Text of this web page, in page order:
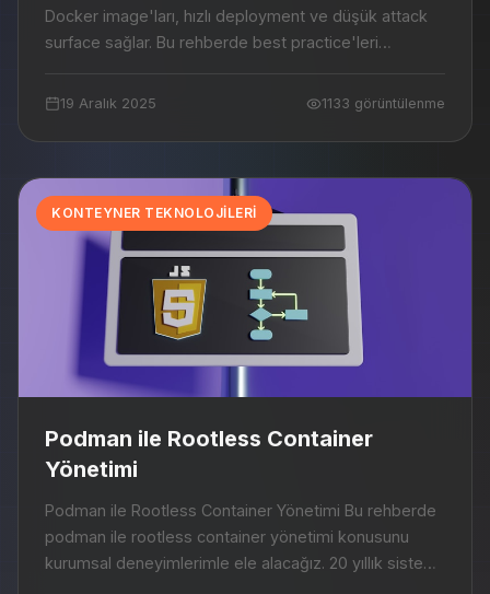
Docker image'ları, hızlı deployment ve düşük attack
surface sağlar. Bu rehberde best practice'leri
19 Aralık 2025 1133 görüntülenme
KONTEYNER TEKNOLOJILERI
Podman ile Rootless Container
Yönetimi
Podman ile Rootless Container Yönetimi Bu rehberde
podman ile rootless container yönetimi konusunu
kurumsal deneyimlerimle ele alacağız. 20 yıllık sistem